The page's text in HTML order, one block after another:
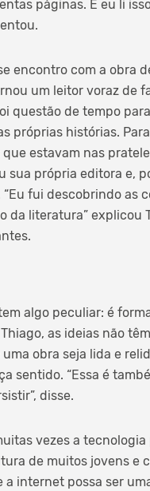
páginas. E eu li
encontro com a obra
um leitor voraz de
questão de tempo
próprias histórias.
estavam nas
sua própria editora e,
fui descobrindo as
da literatura” explicou
algo peculiar: é
as ideias não
obra seja lida e
sentido. “Essa é
disse.
vezes a
de muitos jovens e
a internet possa ser